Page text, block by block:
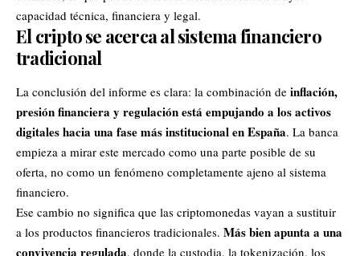
capacidad técnica, financiera y legal.
El cripto se acerca al sistema financiero
tradicional
La conclusión del informe es clara: la combinación de inflación,
presión financiera y regulaciónestá empujando a los activos
digitales hacia una fase más institucional en España. La banca
empieza a mirar este mercado como una parte posible de su
oferta, no como un fenómeno completamente ajeno al sistema
financiero.
Ese cambio no significa que las criptomonedas vayan a sustituir
a los productos financieros tradicionales. Más bien apunta a una
convivencia regulada, donde la custodia, la tokenización, los